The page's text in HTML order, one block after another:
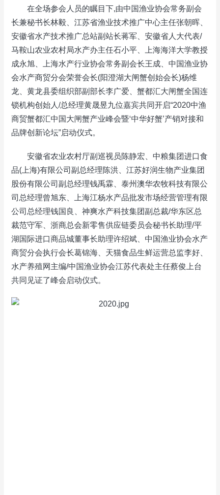
在全场参会人员的瞩目下,由中国渔业协会常务副会
长兼秘书长林毅、江苏省渔业技术推广中心主任张朝晖、
安徽省水产技术推广总站副站长蒋军、安徽省人大代表/
马鞍山农业农村局水产办主任石小平、上海海洋大学教授
成永旭、上海水产行业协会常务副会长王成、中国渔业协
会水产商贸分会荣誉会长(阳澄湖大闸蟹创始会长)杨维
龙、黄龙县委组织部副部长李广爱、蟹都汇大闸蟹全国连
锁机构创始人/总经理黄晟昱九位嘉宾共同开启“2020中渔
商贸蟹都汇中国大闸蟹产业峰会暨‘中华好蟹’产销对接和
品牌创新论坛”启动仪式。
安徽省农业农村厅副巡视员陈静宏、中粮集团进口食
品(上海)有限公司副总经理陈洪、江苏好润生物产业集团
股份有限公司副总经理钱禹霖、泰州澳华农牧科技有限公
司总经理曾旭东、上海江杨水产品批发市场经营管理有限
公司总经理钱国良、神爽水产科技集团副总裁/华东区总
裁范守军、浙商总会新零售供应链委员会秘书长助理/平
湖国际进口商品城董事长助理许绍斌、中国渔业协会水产
商贸分会执行会长葛锦海、天猫食品生鲜运营总监李好、
水产养殖网主编/中国渔业协会江苏代表处主任蔡俊上台
共同见证了峰会启动仪式。